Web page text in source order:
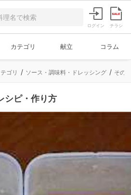
ログイン チラシ
カテゴリ 献立 コラム
ゴリ ソース・調味料・ドレッシング その
シピ・作り方